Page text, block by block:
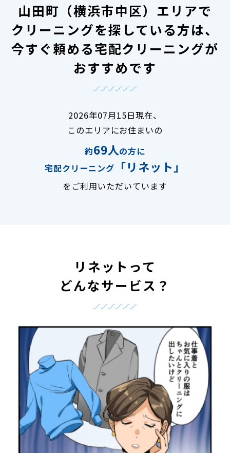
山田町（横浜市中区）エリアで
クリーニングを探している方は、
今すぐ頼める宅配クリーニングが
おすすめです
2026年07月15日現在、
このエリアにお住まいの
約69人の方に
宅配クリーニング
「リネット」
をご利用いただいています
リネットって
どんなサービス？